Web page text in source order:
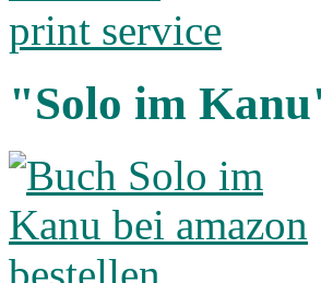
"Solo im